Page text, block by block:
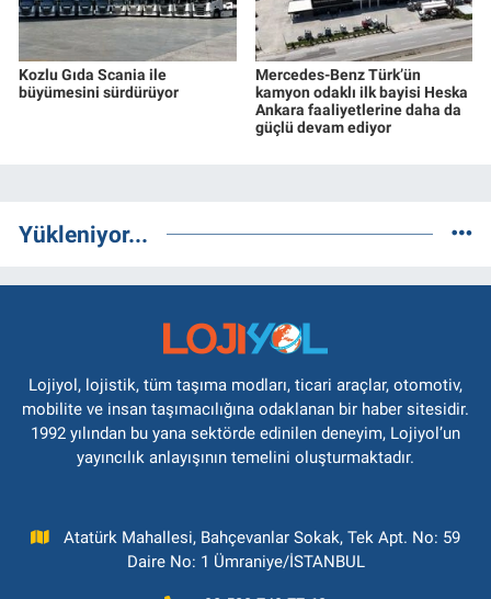
Kozlu Gıda Scania ile
büyümesini sürdürüyor
Mercedes-Benz Türk’ün
kamyon odaklı ilk bayisi Heska
Ankara faaliyetlerine daha da
güçlü devam ediyor
Yükleniyor...
Lojiyol, lojistik, tüm taşıma modları, ticari araçlar, otomotiv,
mobilite ve insan taşımacılığına odaklanan bir haber sitesidir.
1992 yılından bu yana sektörde edinilen deneyim, Lojiyol’un
yayıncılık anlayışının temelini oluşturmaktadır.
Atatürk Mahallesi, Bahçevanlar Sokak, Tek Apt. No: 59
Daire No: 1 Ümraniye/İSTANBUL